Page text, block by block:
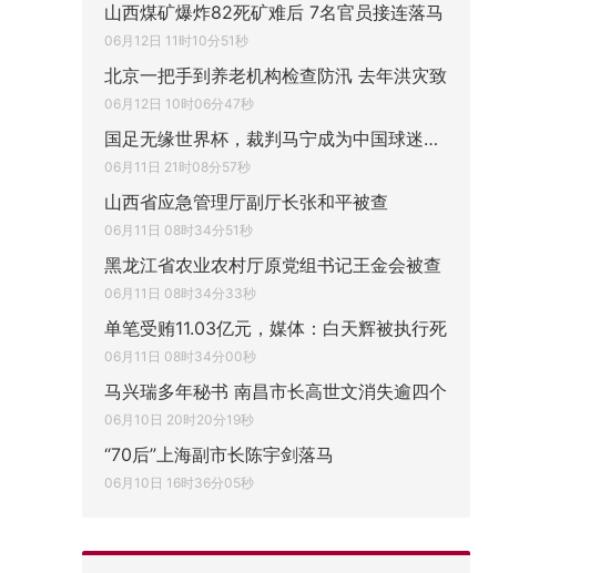
山西煤矿爆炸82死矿难后 7名官员接连落马
06月12日 11时10分51秒
北京一把手到养老机构检查防汛 去年洪灾致
06月12日 10时06分47秒
国足无缘世界杯，裁判马宁成为中国球迷追捧
06月11日 21时08分57秒
山西省应急管理厅副厅长张和平被查
06月11日 08时34分51秒
黑龙江省农业农村厅原党组书记王金会被查
06月11日 08时34分33秒
单笔受贿11.03亿元，媒体：白天辉被执行死
06月11日 08时34分00秒
马兴瑞多年秘书 南昌市长高世文消失逾四个
06月10日 20时20分19秒
“70后”上海副市长陈宇剑落马
06月10日 16时36分05秒